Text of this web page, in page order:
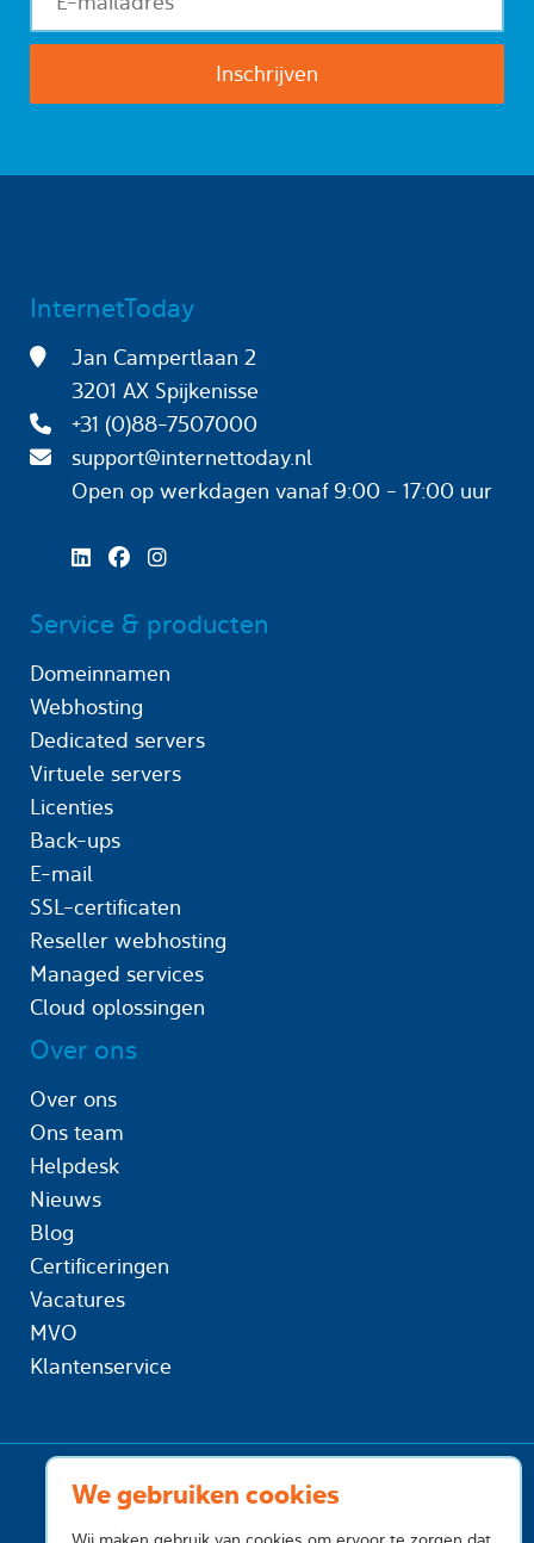
We gebruiken cookies
InternetToday
Jan Campertlaan 2
3201 AX Spijkenisse
+31 (0)88-7507000
support@internettoday.nl
Open op werkdagen
vanaf 9:00 - 17:00 uur
Service & producten
Domeinnamen
Webhosting
Dedicated servers
Virtuele servers
Licenties
Back-ups
E-mail
SSL-certificaten
Reseller webhosting
Managed services
Cloud oplossingen
Over ons
Over ons
Ons team
Helpdesk
Nieuws
Blog
Certificeringen
Vacatures
MVO
Klantenservice